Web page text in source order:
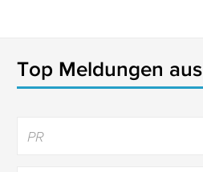
Top Meldungen aus
PR